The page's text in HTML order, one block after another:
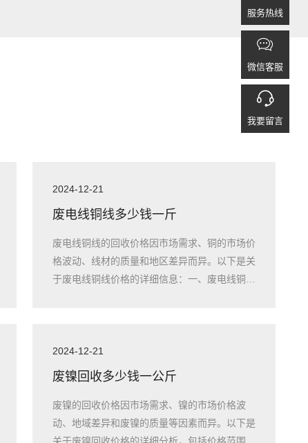
2024-12-21
废电线铜线多少钱一斤
废电线铜线的回收价格因市场需求、铜的市场价
格波动、线材的质量和地区差异而异。以下是关
于废电线铜线价格的详细信息：一、废电线铜线
2024-12-21
废镍回收多少钱一公斤
废镍的回收价格因市场需求、镍的市场价格波
动、地域差异和废镍的质量等因素而异。以下是
服务热线

微信客服

我要留言